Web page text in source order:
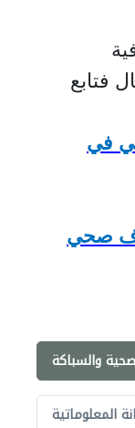
فتابع
في
صحي
والسباكة
المعلوماتية